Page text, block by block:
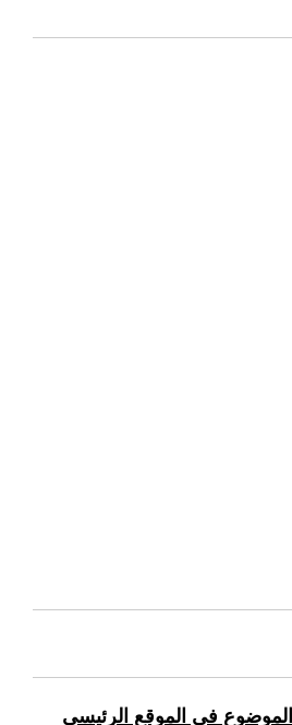
في الموقع الرئيسي